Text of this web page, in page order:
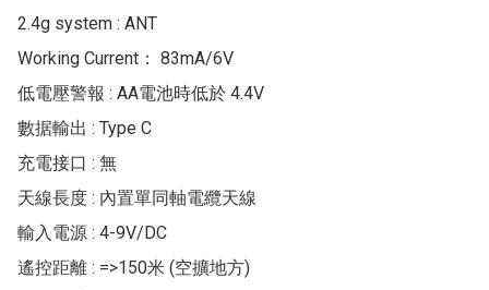
2.4g system : ANT
Working Current： 83mA/6V
低電壓警報 : AA電池時低於 4.4V
數据輸出 : Type C
充電接口 : 無
天線長度 : 內置單同軸電纜天線
輸入電源 : 4-9V/DC
遙控距離 : =>150米 (空擴地方)